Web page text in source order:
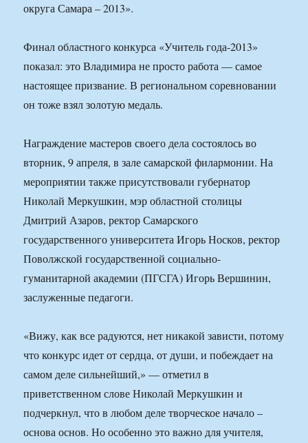
округа Самара – 2013».
Финал областного конкурса «Учитель года-2013»
показал: это Владимира не просто работа — самое
настоящее призвание. В региональном соревновании
он тоже взял золотую медаль.
Награждение мастеров своего дела состоялось во
вторник, 9 апреля, в зале самарской филармонии. На
мероприятии также присутствовали губернатор
Николай Меркушкин, мэр областной столицы
Дмитрий Азаров, ректор Самарского
государственного университета Игорь Носков, ректор
Поволжской государственной социально-
гуманитарной академии (ПГСГА) Игорь Вершинин,
заслуженные педагоги.
«Вижу, как все радуются, нет никакой зависти, потому
что конкурс идет от сердца, от души, и побеждает на
самом деле сильнейший,» — отметил в
приветственном слове Николай Меркушкин и
подчеркнул, что в любом деле творческое начало –
основа основ. Но особенно это важно для учителя,